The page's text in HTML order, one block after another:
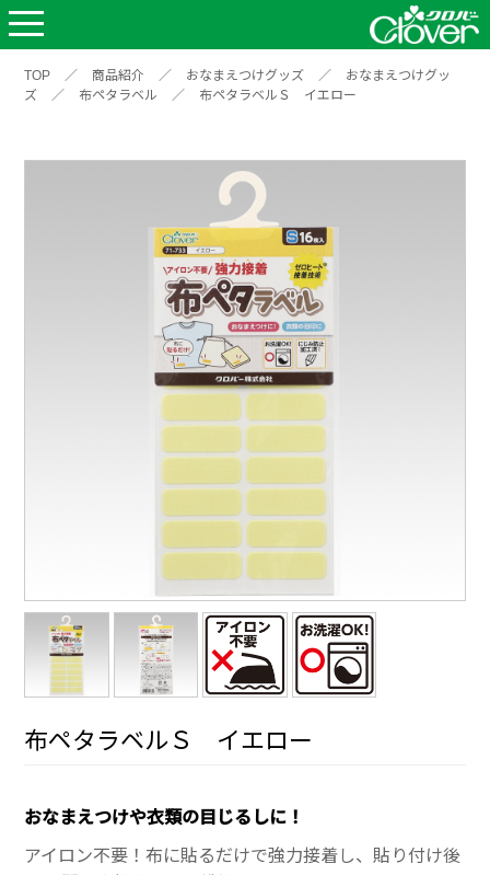
TOP ／ 商品紹介 ／ おなまえつけグッズ ／
おなまえつけグッ
ズ
／ 布ペタラベル ／ 布ペタラベルＳ イエロー
布ペタラベルＳ イエロー
おなまえつけや衣類の目じるしに！
アイロン不要！布に貼るだけで強力接着し、貼り付け後